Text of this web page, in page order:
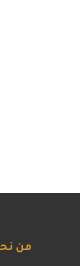
من